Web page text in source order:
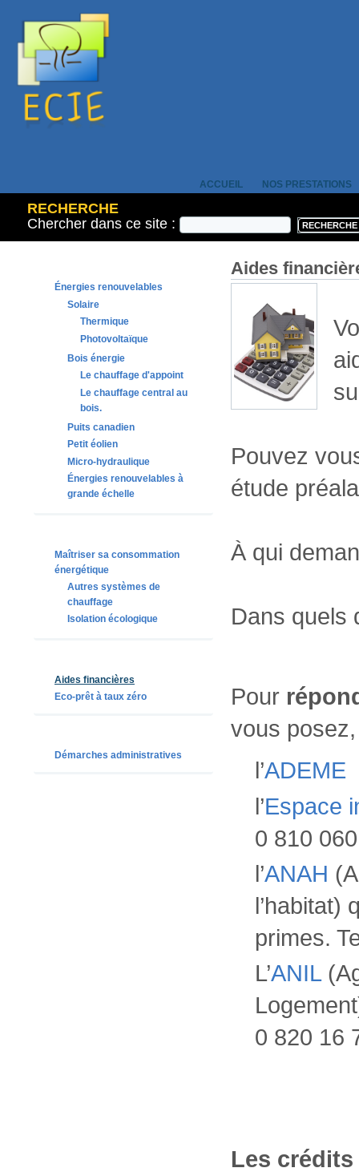
ACCUEIL NOS PRESTATIONS
RECHERCHE
Chercher dans ce site :
Énergies renouvelables
Solaire
Thermique
Photovoltaïque
Bois énergie
Le chauffage d'appoint
Le chauffage central au
bois.
Puits canadien
Petit éolien
Micro-hydraulique
Énergies renouvelables à
grande échelle
Maîtriser sa consommation
énergétique
Autres systèmes de
chauffage
Isolation écologique
Aides financières
Eco-prêt à taux zéro
Démarches administratives
Aides
Pouvez
étude
À qui
Dans quels
Pour
vous
l’ADEME
l’Espace
0 810
l’ANAH
l’habitat)
primes.
L’ANIL
0 820 16
Les